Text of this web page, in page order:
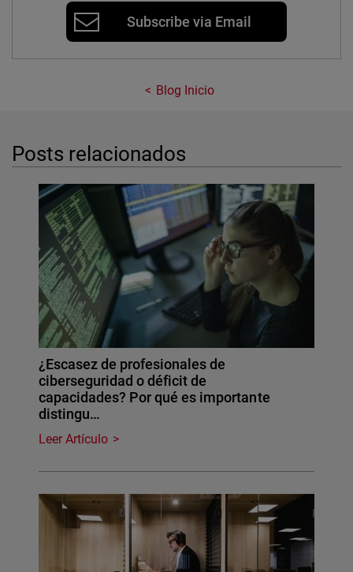
Subscribe via Email
Blog Inicio
Posts relacionados
¿Escasez de profesionales de
ciberseguridad o déficit de
capacidades? Por qué es importante
distingu…
Leer Artículo